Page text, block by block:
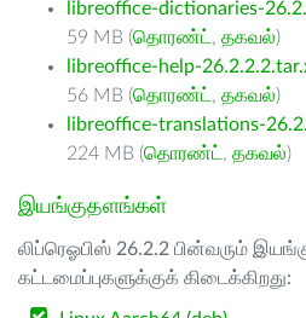
libreoffice-dictionaries-
59 MB (தொரண்ட் , தகவல்)
libreoffice-help-
56 MB (தொரண்ட் , தகவல்)
libreoffice-translations-
224 MB (தொரண்ட் , தகவல்)
இயங்குதளங்கள்
லிப்ரெஓபிஸ் 26.2.2 பின்வரும்
கட்டமைப்புகளுக்குக் கிடைக்கிறது: